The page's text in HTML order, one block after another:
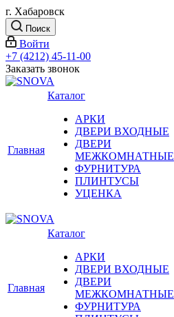
г. Хабаровск
Поиск
Войти
+7 (4212) 45-11-00
Заказать звонок
Главная
Каталог
АРКИ
ДВЕРИ ВХОДНЫЕ
ДВЕРИ
МЕЖКОМНАТНЫЕ
ФУРНИТУРА
ПЛИНТУСЫ
УЦЕНКА
Главная
Каталог
АРКИ
ДВЕРИ ВХОДНЫЕ
ДВЕРИ
МЕЖКОМНАТНЫЕ
ФУРНИТУРА